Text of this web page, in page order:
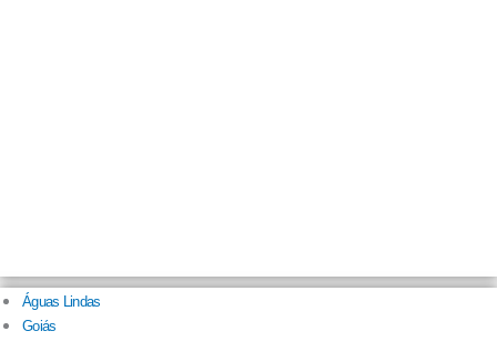
Águas Lindas
Goiás